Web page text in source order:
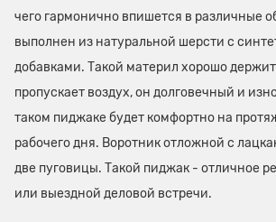
чего гармонично впишется в различные
выполнен из натуральной шерсти с
добавками. Такой материл хорошо держит
пропускает воздух, он долговечный и
таком пиджаке будет комфортно на
рабочего дня. Воротник отложной с
две пуговицы. Такой пиджак - отличное
или выездной деловой встречи.